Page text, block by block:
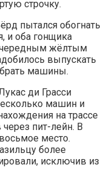
строчку.
пытался обогнать
и оба гонщика
жёлтым
выпускать
машины.
ди Грасси
машин и
на трассе
пит-лейн. В
место.
более
исключив из